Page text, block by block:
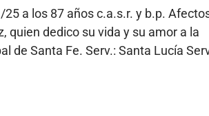
a los 87 años c.a.s.r. y b.p.
quien dedico su vida y su amor a la
de Santa Fe. Serv.: Santa Lucía